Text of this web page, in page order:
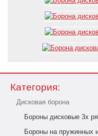
Категория:
Дисковая борона
Бороны дисковые 3х
Бороны на пружинных